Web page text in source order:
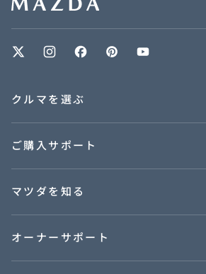
クルマを選ぶ
ご購入サポート
マツダを知る
オーナーサポート